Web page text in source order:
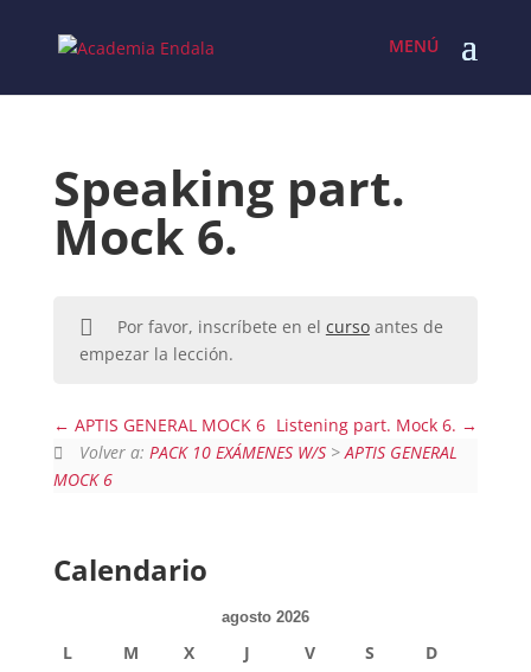
content
Speaking part.
Mock 6.
Por favor, inscríbete en el cursoantes de
empezar la lección.
APTIS GENERAL MOCK 6 Listening part. Mock 6.
Volver a: PACK 10 EXÁMENES W/S >APTIS GENERAL
MOCK 6
Calendario
agosto 2026
L M X J V S D